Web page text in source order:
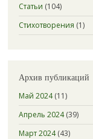
Статьи (104)
Стихотворения (1)
Архив публикаций
Май 2024(11)
Апрель 2024(39)
Март 2024(43)